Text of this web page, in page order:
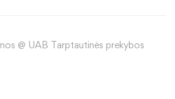
@ UAB Tarptautinės prekybos